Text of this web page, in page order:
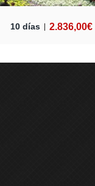
10 días 2.836,00€